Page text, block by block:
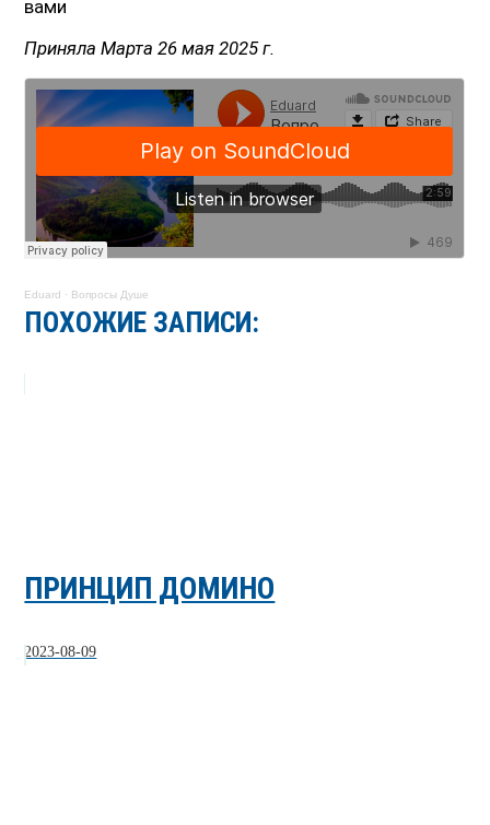
вами
Приняла Марта 26 мая 2025 г.
Eduard · Вопросы Душе
ПОХОЖИЕ ЗАПИСИ:
ПРИНЦИП ДОМИНО
2023-08-09